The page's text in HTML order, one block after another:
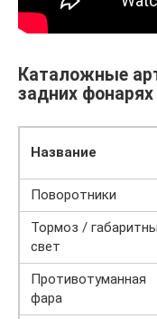
Каталожные
задних
Название
Поворотники
Тормоз /
свет
Противотуманная
фара